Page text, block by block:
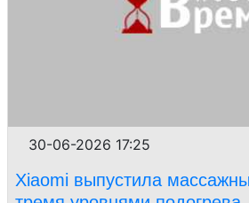
30-06-2026 17:25
Xiaomi выпустила